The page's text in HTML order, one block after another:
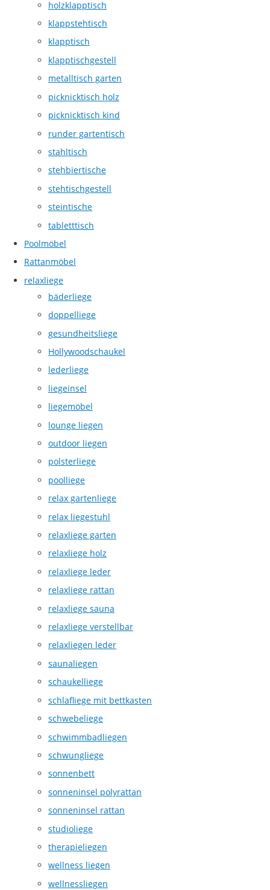
holzklapptisch
klappstehtisch
klapptisch
klapptischgestell
metalltisch garten
picknicktisch holz
picknicktisch kind
runder gartentisch
stahltisch
stehbiertische
stehtischgestell
steintische
tabletttisch
Poolmöbel
Rattanmöbel
relaxliege
bäderliege
doppelliege
gesundheitsliege
Hollywoodschaukel
lederliege
liegeinsel
liegemöbel
lounge liegen
outdoor liegen
polsterliege
poolliege
relax gartenliege
relax liegestuhl
relaxliege garten
relaxliege holz
relaxliege leder
relaxliege rattan
relaxliege sauna
relaxliege verstellbar
relaxliegen leder
saunaliegen
schaukelliege
schlafliege mit bettkasten
schwebeliege
schwimmbadliegen
schwungliege
sonnenbett
sonneninsel polyrattan
sonneninsel rattan
studioliege
therapieliegen
wellness liegen
wellnessliegen